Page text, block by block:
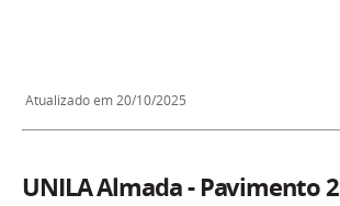
Atualizado em 20/10/2025
UNILA Almada - Pavimento 2